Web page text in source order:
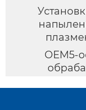
OEM5-